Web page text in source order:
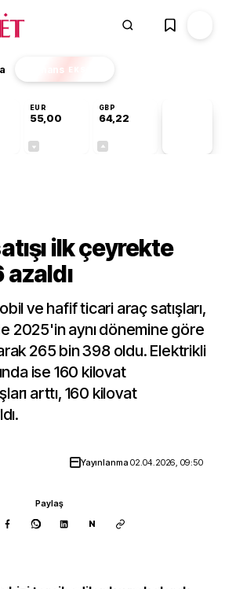
Finans EKSTRA
EUR
55,00
GBP
64,22
ilk çeyrekte
ve hafif ticari araç satışları,
2025'in aynı dönemine göre
265 bin 398 oldu. Elektrikli
ise 160 kilovat
arttı, 160 kilovat
Yayınlanma02.04.2026, 09:50
Paylaş
N